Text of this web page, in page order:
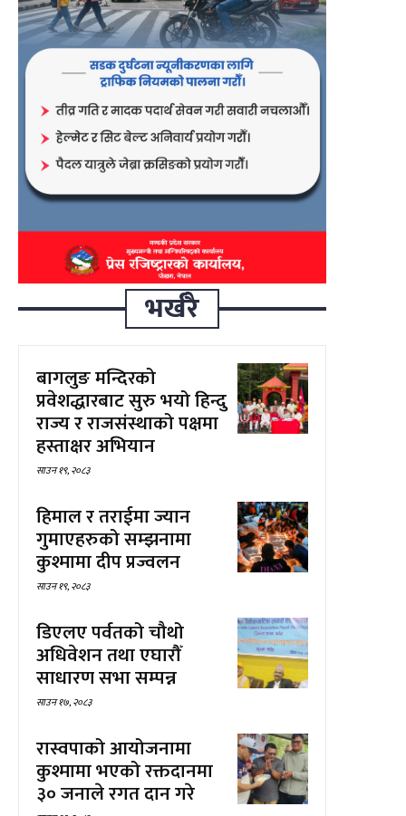
भर्खरै
बागलुङ मन्दिरको
प्रवेशद्धारबाट सुरु भयो हिन्दु
राज्य र राजसंस्थाको पक्षमा
हस्ताक्षर अभियान
साउन १९, २०८३
हिमाल र तराईमा ज्यान
गुमाएहरुको सम्झनामा
कुश्मामा दीप प्रज्वलन
साउन १९, २०८३
डिएलए पर्वतको चौथो
अधिवेशन तथा एघारौँ
साधारण सभा सम्पन्न
साउन १७, २०८३
रास्वपाको आयोजनामा
कुश्मामा भएको रक्तदानमा
३० जनाले रगत दान गरे